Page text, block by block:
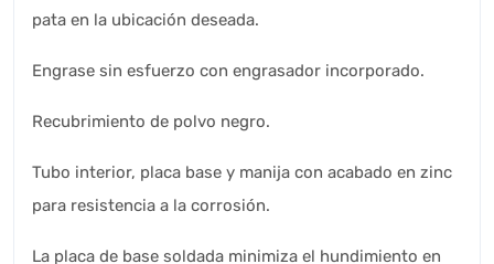
pata en la ubicación deseada.
Engrase sin esfuerzo con engrasador incorporado.
Recubrimiento de polvo negro.
Tubo interior, placa base y manija con acabado en zinc
para resistencia a la corrosión.
La placa de base soldada minimiza el hundimiento en